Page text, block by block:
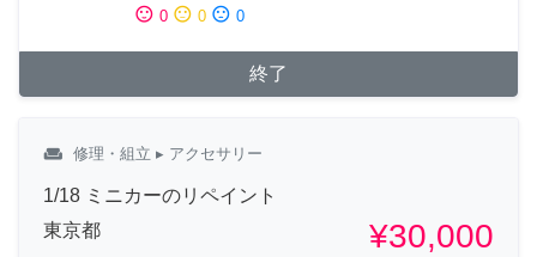
sentiment_satisfied 0 sentiment_neutral 0 sentiment_dissatisfied 0
終了
weekend 修理・組立 ▸ アクセサリー
1/18 ミニカーのリペイント
東京都
¥30,000